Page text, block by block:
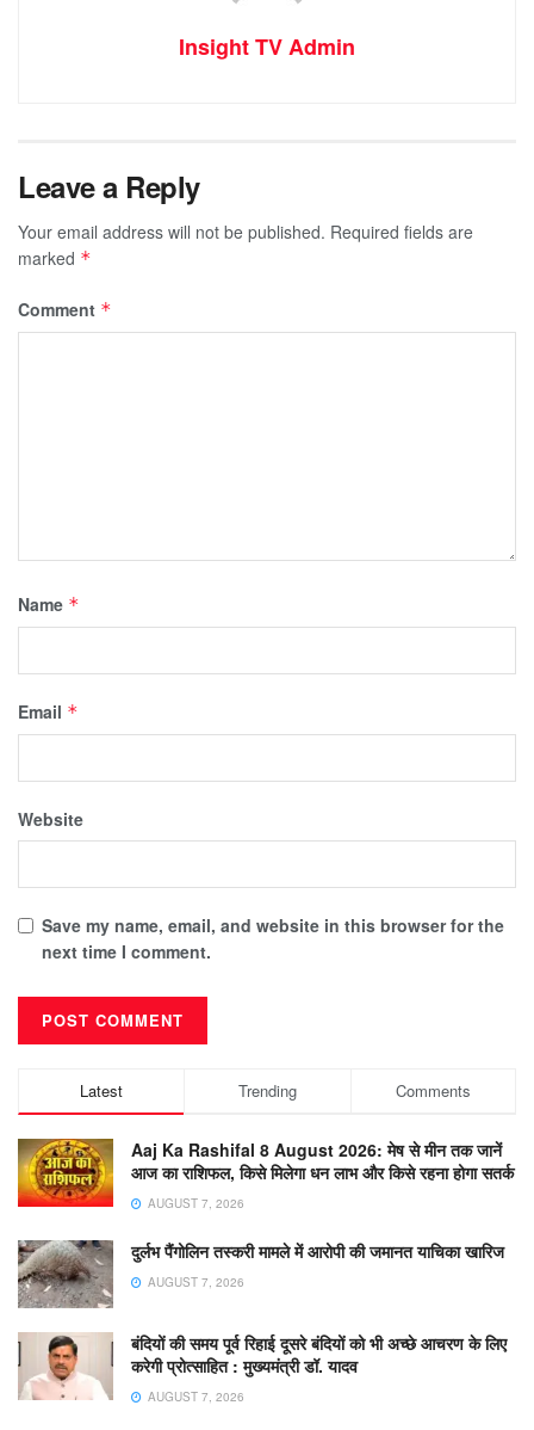
Insight TV Admin
Leave a Reply
Your email address will not be published. Required fields are
marked *
Comment *
Name *
Email *
Website
Save my name, email, and website in this browser for the
next time I comment.
Latest Trending Comments
Aaj Ka Rashifal 8 August 2026: मेष से मीन तक जानें
आज का राशिफल, किसे मिलेगा धन लाभ और किसे रहना होगा सतर्क
AUGUST 7, 2026
दुर्लभ पैंगोलिन तस्करी मामले में आरोपी की जमानत याचिका खारिज
AUGUST 7, 2026
बंदियों की समय पूर्व रिहाई दूसरे बंदियों को भी अच्छे आचरण के लिए
करेगी प्रोत्साहित : मुख्यमंत्री डॉ. यादव
AUGUST 7, 2026